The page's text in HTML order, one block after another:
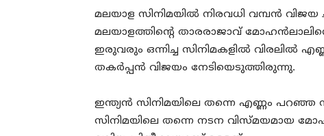
മലയാള സിനിമയിൽ നിരവധി വമ്പൻ വിജയ
മലയാളത്തിന്റെ താരരാജാവ്
ഇരുവരും ഒന്നിച്ച സിനിമകളിൽ വിരലിൽ
തകർപ്പൻ വിജയം നേടിയെടുത്തിരുന്നു.
ഇന്ത്യൻ സിനിമയിലെ തന്നെ എണ്ണം
സിനിമയിലെ തന്നെ നടന വിസ്മയമായ